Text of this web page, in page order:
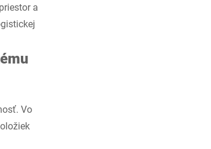
a
Vo